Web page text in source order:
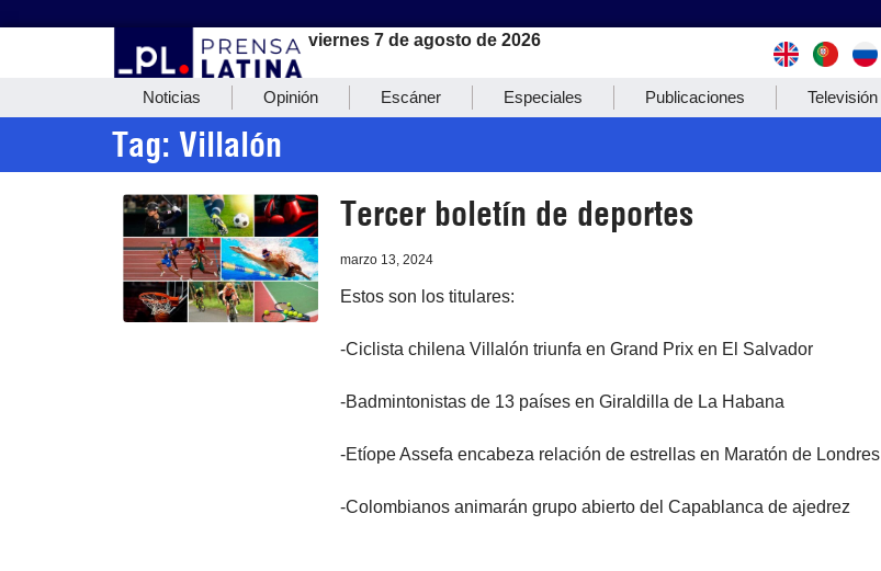
viernes 7 de agosto de 2026
Noticias Opinión Escáner Especiales Publicaciones Televisión
Tag: Villalón
Tercer boletín de deportes
marzo 13, 2024
Estos son los titulares:
-Ciclista chilena Villalón triunfa en Grand Prix en El Salvador
-Badmintonistas de 13 países en Giraldilla de La Habana
-Etíope Assefa encabeza relación de estrellas en Maratón de Londres
-Colombianos animarán grupo abierto del Capablanca de ajedrez